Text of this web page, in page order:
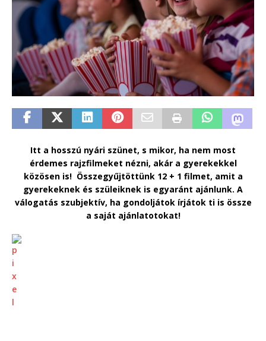
Itt a hosszú nyári szünet, s mikor, ha nem most
érdemes rajzfilmeket nézni, akár a gyerekekkel
közösen is! Összegyűjtöttünk 12 + 1 filmet, amit a
gyerekeknek és szüleiknek is egyaránt ajánlunk. A
válogatás szubjektív, ha gondoljátok írjátok ti is össze
a saját ajánlatotokat!